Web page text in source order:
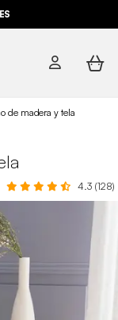
de madera y tela
4.3 (128)